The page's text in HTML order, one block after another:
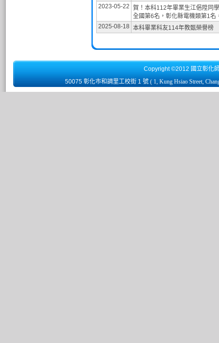
2023-05-22 賀！本科112年畢業生江俋陞同
全國第6名，彰化縣電機類第1名
2025-08-18 本科畢業科友114年教甄榮譽榜
Copyright ©2012 國立彰化
50075 彰化市和調里工校街 1 號 ( 1, Kung Hsiao Street,